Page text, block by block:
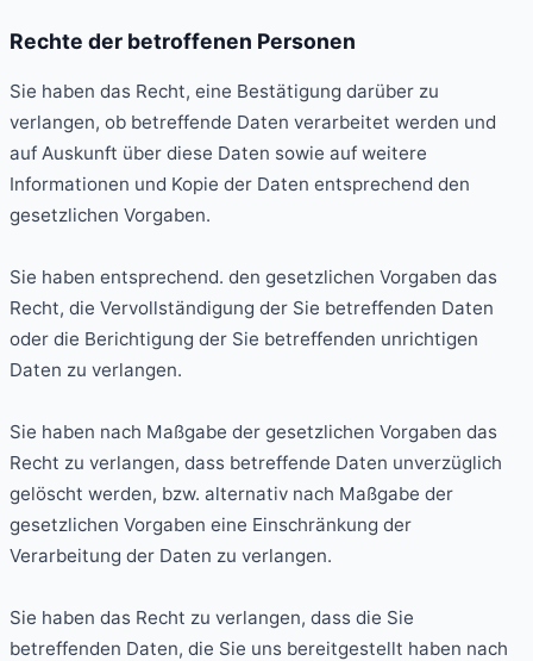
Rechte der betroffenen Personen
Sie haben das Recht, eine Bestätigung darüber zu
verlangen, ob betreffende Daten verarbeitet werden und
auf Auskunft über diese Daten sowie auf weitere
Informationen und Kopie der Daten entsprechend den
gesetzlichen Vorgaben.
Sie haben entsprechend. den gesetzlichen Vorgaben das
Recht, die Vervollständigung der Sie betreffenden Daten
oder die Berichtigung der Sie betreffenden unrichtigen
Daten zu verlangen.
Sie haben nach Maßgabe der gesetzlichen Vorgaben das
Recht zu verlangen, dass betreffende Daten unverzüglich
gelöscht werden, bzw. alternativ nach Maßgabe der
gesetzlichen Vorgaben eine Einschränkung der
Verarbeitung der Daten zu verlangen.
Sie haben das Recht zu verlangen, dass die Sie
betreffenden Daten, die Sie uns bereitgestellt haben nach